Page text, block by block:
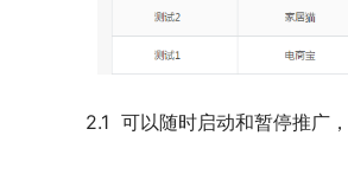
2.1 可以随时启动和暂停推广